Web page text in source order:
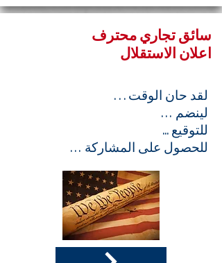
سائق تجاري محترف
اعلان الاستقلال
لقد حان الوقت . . .
لينضم …
للتوقيع ...
للحصول على المشاركة …